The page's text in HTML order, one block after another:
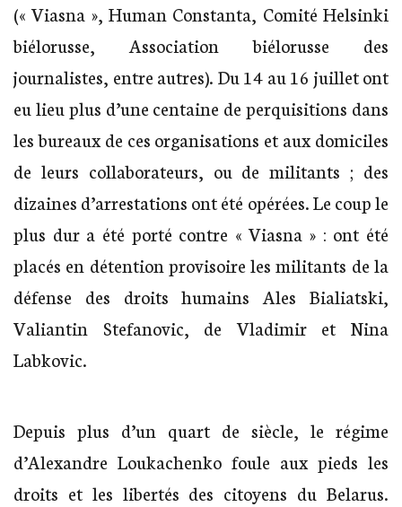
(« Viasna », Human Constanta, Comité Helsinki
biélorusse, Association biélorusse des
journalistes, entre autres). Du 14 au 16 juillet ont
eu lieu plus d’une centaine de perquisitions dans
les bureaux de ces organisations et aux domiciles
de leurs collaborateurs, ou de militants ; des
dizaines d’arrestations ont été opérées. Le coup le
plus dur a été porté contre « Viasna » : ont été
placés en détention provisoire les militants de la
défense des droits humains Ales Bialiatski,
Valiantin Stefanovic, de Vladimir et Nina
Labkovic.
Depuis plus d’un quart de siècle, le régime
d’Alexandre Loukachenko foule aux pieds les
droits et les libertés des citoyens du Belarus.